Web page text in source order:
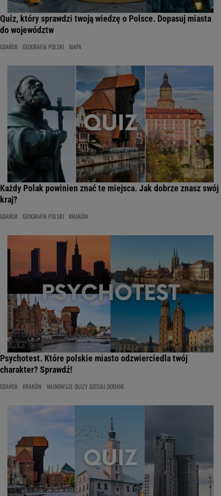
Quiz, który sprawdzi twoją wiedzę o Polsce. Dopasuj miasta
do województw
GDAŃSK GEOGRAFIA POLSKI MAPA
Każdy Polak powinien znać te miejsca. Jak dobrze znasz swój
kraj?
GDAŃSK GEOGRAFIA POLSKI KRAKÓW
Psychotest. Które polskie miasto odzwierciedla twój
charakter? Sprawdź!
GDAŃSK KRAKÓW NAJNOWSZE QUIZY DZISIAJ DODANE